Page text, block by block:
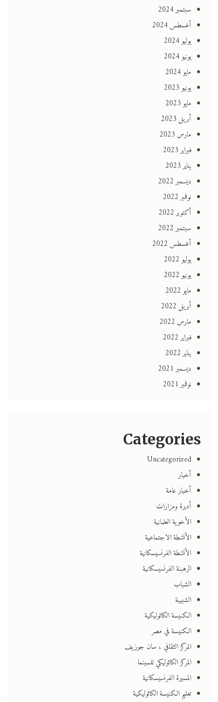
سبتمبر 2024
أغسطس 2024
يوليو 2024
يونيو 2024
مايو 2024
يونيو 2023
مايو 2023
أبريل 2023
مارس 2023
فبراير 2023
يناير 2023
ديسمبر 2022
نوفمبر 2022
أكتوبر 2022
سبتمبر 2022
أغسطس 2022
يوليو 2022
يونيو 2022
مايو 2022
أبريل 2022
مارس 2022
فبراير 2022
يناير 2022
ديسمبر 2021
نوفمبر 2021
Categories
Uncategorized
أخبار
أخبار عامة
أديرة ومزارات
الأخوية العلمانية
الأنشطة الاجتماعية
الأنشطة الفرنسيسكانية
الرهبنة الفرنسيسكانية
الشباب
الشبيبة
الكنيسة الكاثوليكية
الكنيسة في مصر
المركز الثقافي ، سان جوزيف
المركز الكاثوليكي للسينما
المسيرة الفرنسيسكانية
تعليم الكنيسة الكاثوليكية